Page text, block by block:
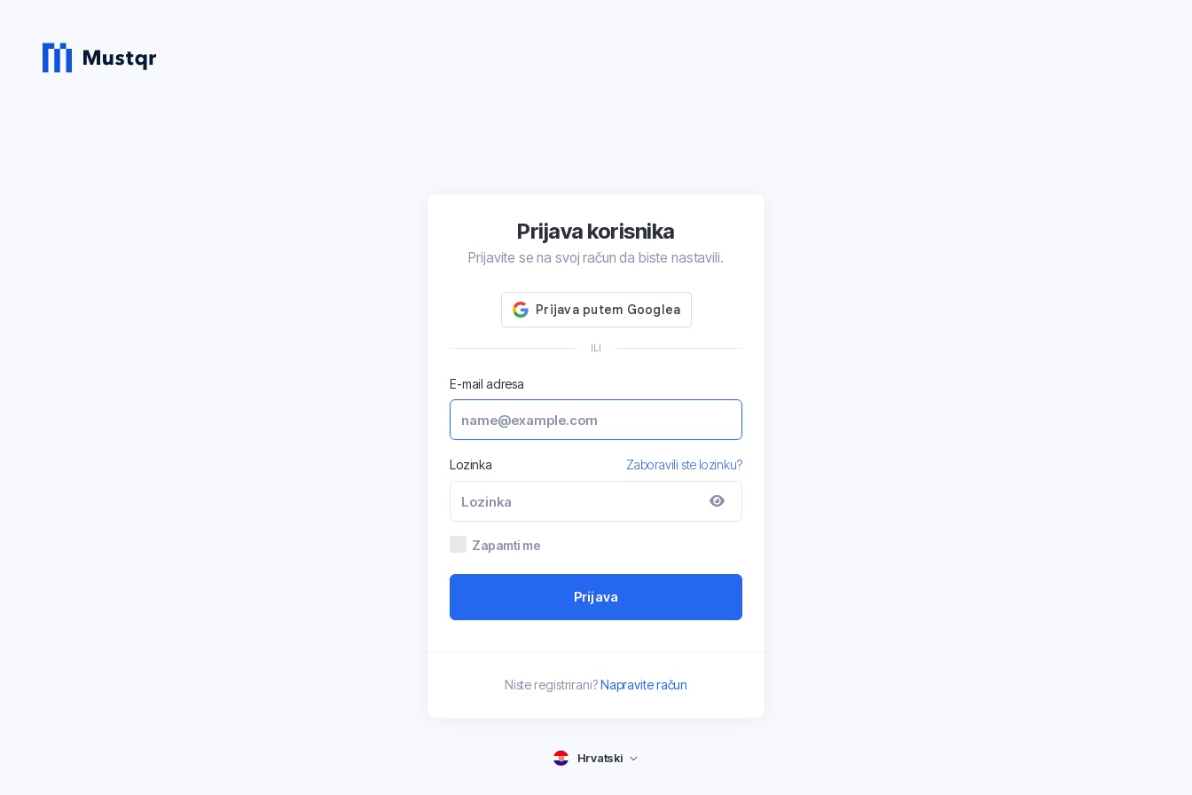
Prijava korisnika
Prijavite se na svoj račun da biste nastavili.
ILI
E-mail adresa
Lozinka Zaboravili ste lozinku?
Zapamti me
Prijava
Niste registrirani?Napravite račun
Hrvatski